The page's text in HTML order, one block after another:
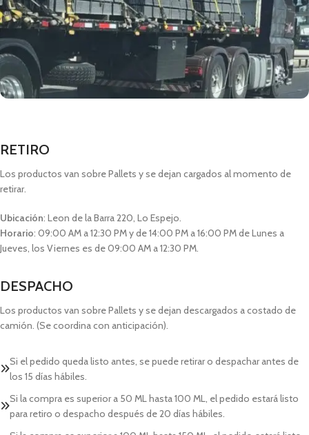
RETIRO
Los productos van sobre Pallets y se dejan cargados al momento de
retirar.
Ubicación: Leon de la Barra 220, Lo Espejo.
Horario: 09:00 AM a 12:30 PM y de 14:00 PM a 16:00 PM de Lunes a
Jueves, los Viernes es de 09:00 AM a 12:30 PM.
DESPACHO
Los productos van sobre Pallets y se dejan descargados a costado de
camión. (Se coordina con anticipación).
Si el pedido queda listo antes, se puede retirar o despachar antes de
los 15 días hábiles.
Si la compra es superior a 50 ML hasta 100 ML, el pedido estará listo
para retiro o despacho después de 20 días hábiles.